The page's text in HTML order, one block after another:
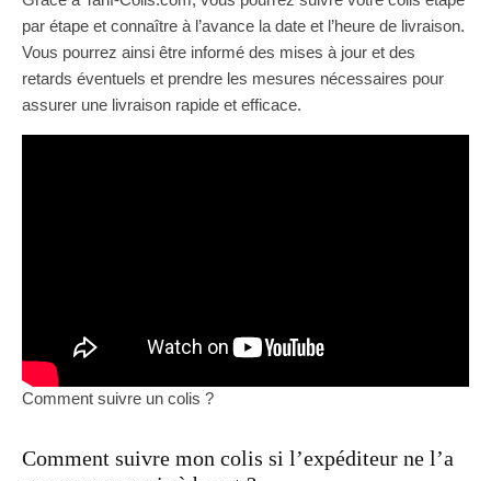
par étape et connaître à l’avance la date et l’heure de livraison.
Vous pourrez ainsi être informé des mises à jour et des
retards éventuels et prendre les mesures nécessaires pour
assurer une livraison rapide et efficace.
Comment suivre un colis ?
Comment suivre mon colis si l’expéditeur ne l’a